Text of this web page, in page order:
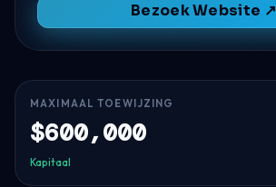
Bezoek Website ↗
MAXIMAAL TOEWIJZING
$600,000
Kapitaal